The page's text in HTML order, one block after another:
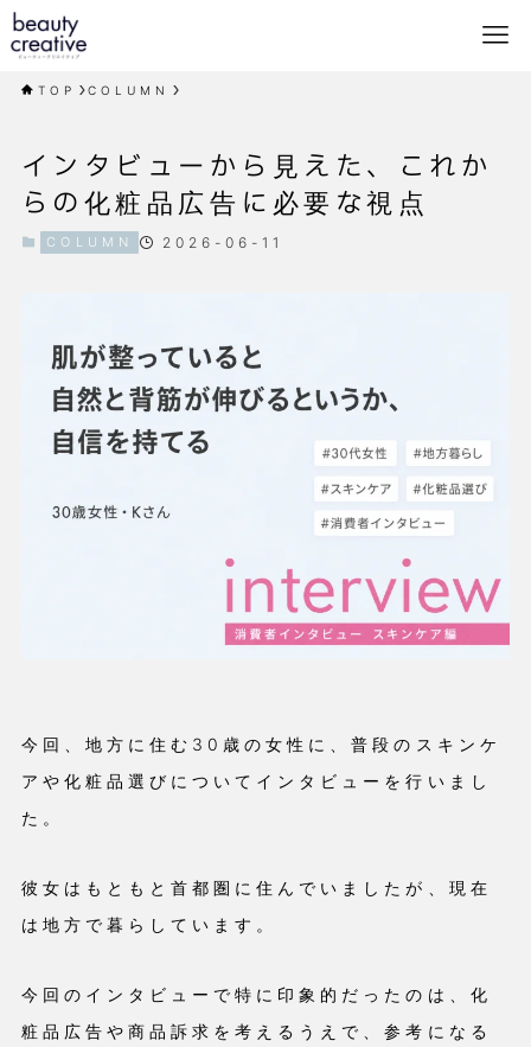
TOP COLUMN
インタビューから見えた、これか
らの化粧品広告に必要な視点
COLUMN 2026-06-11
今回、地方に住む30歳の女性に、普段のスキンケ
アや化粧品選びについてインタビューを行いまし
た。
彼女はもともと首都圏に住んでいましたが、現在
は地方で暮らしています。
今回のインタビューで特に印象的だったのは、化
粧品広告や商品訴求を考えるうえで、参考になる